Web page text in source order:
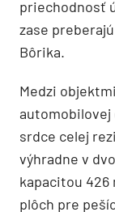
priechodnosť
zase
Bôrika.
Medzi
automobilovej
srdce celej
výhradne v
kapacitou
plôch pre